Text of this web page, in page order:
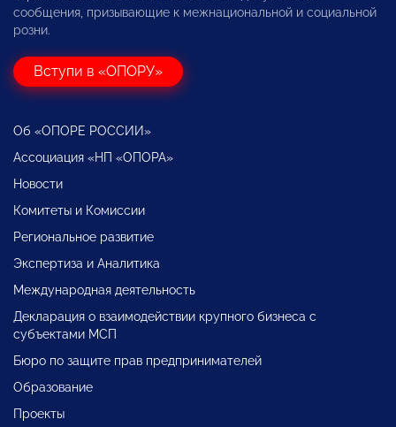
сообщения, призывающие к межнациональной и социальной
розни.
Вступи в «ОПОРУ»
Об «ОПОРЕ РОССИИ»
Ассоциация «НП «ОПОРА»
Новости
Комитеты и Комиссии
Региональное развитие
Экспертиза и Аналитика
Международная деятельность
Декларация о взаимодействии крупного бизнеса с
субъектами МСП
Бюро по защите прав предпринимателей
Образование
Проекты